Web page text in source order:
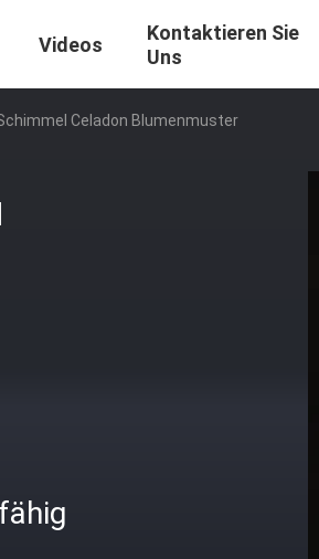
Videos
Kontaktieren Sie
Uns
Celadon Blumenmuster